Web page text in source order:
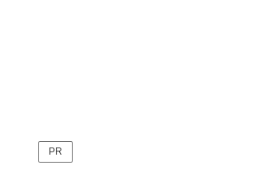
PR